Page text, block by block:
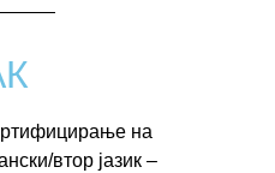
на
втор јазик –